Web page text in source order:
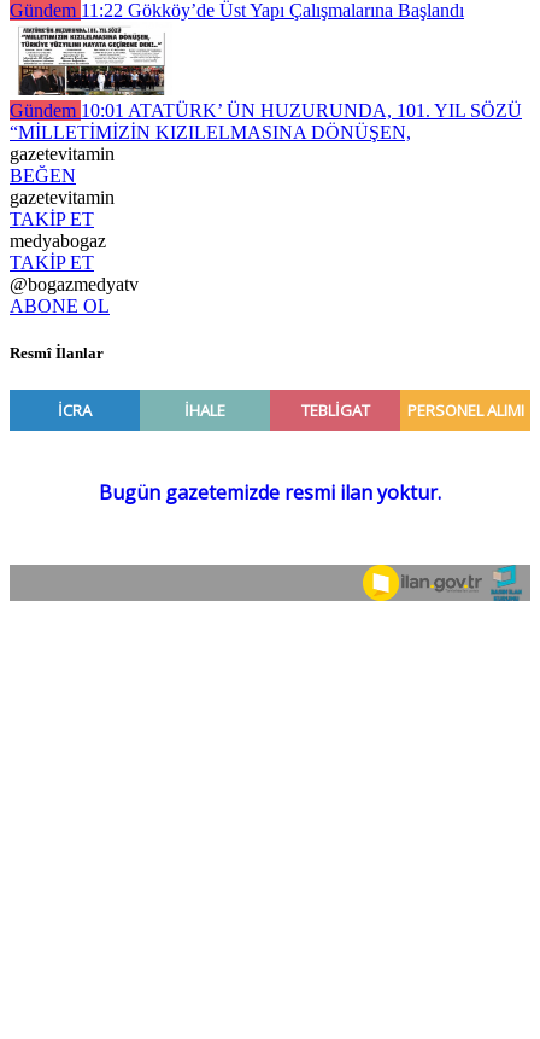
Gündem 11:22 Gökköy’de Üst Yapı Çalışmalarına Başlandı
Gündem 10:01 ATATÜRK’ ÜN HUZURUNDA, 101. YIL SÖZÜ
“MİLLETİMİZİN KIZILELMASINA DÖNÜŞEN,
gazetevitamin
BEĞEN
gazetevitamin
TAKİP ET
medyabogaz
TAKİP ET
@bogazmedyatv
ABONE OL
Resmî İlanlar